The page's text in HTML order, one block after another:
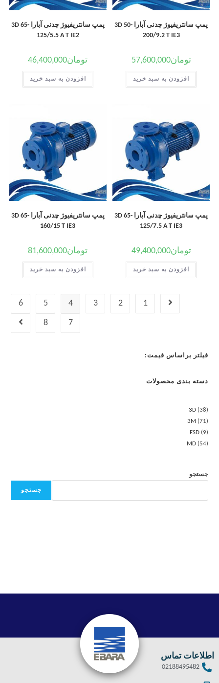
پمپ سانتریفیوژ چدنی آبارا 3D 50-
200/9.2 T IE3
تومان57,600,000
افزودن به سبد خرید
پمپ سانتریفیوژ چدنی آبارا 3D 65-
125/5.5 A T IE2
تومان46,400,000
افزودن به سبد خرید
پمپ سانتریفیوژ چدنی آبارا 3D 65-
125/7.5 A T IE3
تومان49,400,000
افزودن به سبد خرید
پمپ سانتریفیوژ چدنی آبارا 3D 65-
160/15 T IE3
تومان81,600,000
افزودن به سبد خرید
1
2
3
4
5
6
7
8
فیلتر براساس قیمت:
دسته بندی محصولات
3D 38
3M
71
FSD
9
MD
54
جستجو
جستجو
اطلاعات تماس
02188495482